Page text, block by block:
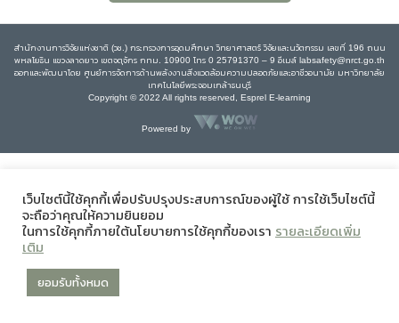
สำนักงานการวิจัยแห่งชาติ (วช.) กระทรวงการอุดมศึกษา วิทยาศาสตร์ วิจัยและนวัตกรรม เลขที่ 196 ถนน
พหลโยธิน แขวงลาดยาว เขตจตุจักร กทม. 10900 โทร 0 25791370 – 9 อีเมล์ labsafety@nrct.go.th
ออกและพัฒนาโดย ศูนย์การจัดการด้านพลังงานสิ่งแวดล้อมความปลอดภัยและอาชีวอนามัย มหาวิทยาลัย
เทคโนโลยีพระจอมเกล้าธนบุรี
Copyright © 2022 All rights reserved, Esprel E-learning
Powered by
เว็บไซต์นี้ใช้คุกกี้เพื่อปรับปรุงประสบการณ์ของผู้ใช้ การใช้เว็บไซต์นี้
จะถือว่าคุณให้ความยินยอม
ในการใช้คุกกี้ภายใต้นโยบายการใช้คุกกี้ของเรา รายละเอียดเพิ่ม
เติม
ยอมรับทั้งหมด